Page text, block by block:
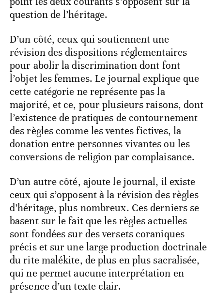
question de l’héritage.
D’un côté, ceux qui soutiennent une
révision des dispositions réglementaires
pour abolir la discrimination dont font
l’objet les femmes. Le journal explique que
cette catégorie ne représente pas la
majorité, et ce, pour plusieurs raisons, dont
l’existence de pratiques de contournement
des règles comme les ventes fictives, la
donation entre personnes vivantes ou les
conversions de religion par complaisance.
D’un autre côté, ajoute le journal, il existe
ceux qui s’opposent à la révision des règles
d’héritage, plus nombreux. Ces derniers se
basent sur le fait que les règles actuelles
sont fondées sur des versets coraniques
précis et sur une large production doctrinale
du rite malékite, de plus en plus sacralisée,
qui ne permet aucune interprétation en
présence d’un texte clair.